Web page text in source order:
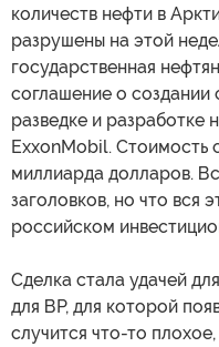
количеств нефти в
разрушены на этой
государственная
соглашение о создании
разведке и разработке
ExxonMobil. Стоимость
миллиарда долларов.
заголовков, но что вся
российском
Сделка стала удачей
для ВР, для которой
случится что-то